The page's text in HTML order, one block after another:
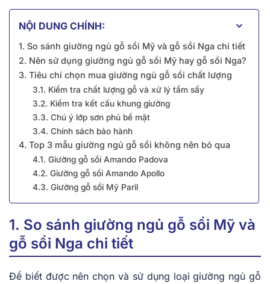
NỘI DUNG CHÍNH:
1. So sánh giường ngủ gỗ sồi Mỹ và gỗ sồi Nga chi tiết
2. Nên sử dụng giường ngủ gỗ sồi Mỹ hay gỗ sồi Nga?
3. Tiêu chí chọn mua giường ngủ gỗ sồi chất lượng
3.1. Kiểm tra chất lượng gỗ và xử lý tẩm sấy
3.2. Kiểm tra kết cấu khung giường
3.3. Chú ý lớp sơn phủ bề mặt
3.4. Chính sách bảo hành
4. Top 3 mẫu giường ngủ gỗ sồi không nên bỏ qua
4.1. Giường gỗ sồi Amando Padova
4.2. Giường gỗ sồi Amando Apollo
4.3. Giường gỗ sồi Mỹ Paril
1. So sánh giường ngủ gỗ sồi Mỹ và
gỗ sồi Nga chi tiết
Để biết được nên chọn và sử dụng loại giường ngủ gỗ